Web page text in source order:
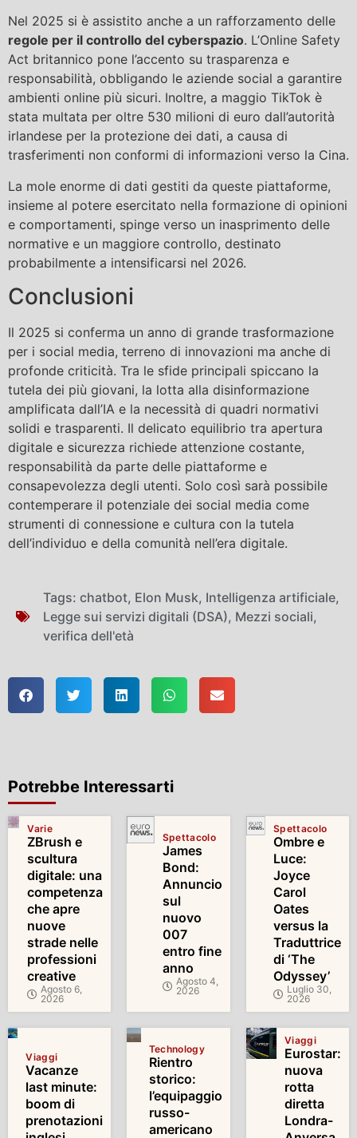
Nel 2025 si è assistito anche a un rafforzamento delle
regole per il controllo del cyberspazio. L’Online Safety
Act britannico pone l’accento su trasparenza e
responsabilità, obbligando le aziende social a garantire
ambienti online più sicuri. Inoltre, a maggio TikTok è
stata multata per oltre 530 milioni di euro dall’autorità
irlandese per la protezione dei dati, a causa di
trasferimenti non conformi di informazioni verso la Cina.
La mole enorme di dati gestiti da queste piattaforme,
insieme al potere esercitato nella formazione di opinioni
e comportamenti, spinge verso un inasprimento delle
normative e un maggiore controllo, destinato
probabilmente a intensificarsi nel 2026.
Conclusioni
Il 2025 si conferma un anno di grande trasformazione
per i social media, terreno di innovazioni ma anche di
profonde criticità. Tra le sfide principali spiccano la
tutela dei più giovani, la lotta alla disinformazione
amplificata dall’IA e la necessità di quadri normativi
solidi e trasparenti. Il delicato equilibrio tra apertura
digitale e sicurezza richiede attenzione costante,
responsabilità da parte delle piattaforme e
consapevolezza degli utenti. Solo così sarà possibile
contemperare il potenziale dei social media come
strumenti di connessione e cultura con la tutela
dell’individuo e della comunità nell’era digitale.
Tags: chatbot, Elon Musk, Intelligenza artificiale,
Legge sui servizi digitali (DSA), Mezzi sociali,
verifica dell'età
Potrebbe Interessarti
Varie
ZBrush e
scultura
digitale: una
competenza
che apre
nuove
strade nelle
professioni
creative
Agosto 6,
2026
Spettacolo
James
Bond:
Annuncio
sul
nuovo
007
entro fine
anno
Agosto 4,
2026
Spettacolo
Ombre e
Luce:
Joyce
Carol
Oates
versus la
Traduttrice
di ‘The
Odyssey’
Luglio 30,
2026
Viaggi
Vacanze
last minute:
boom di
prenotazioni
Technology
Rientro
storico:
l’equipaggio
russo-
americano
Viaggi
Eurostar:
nuova
rotta
diretta
Londra-